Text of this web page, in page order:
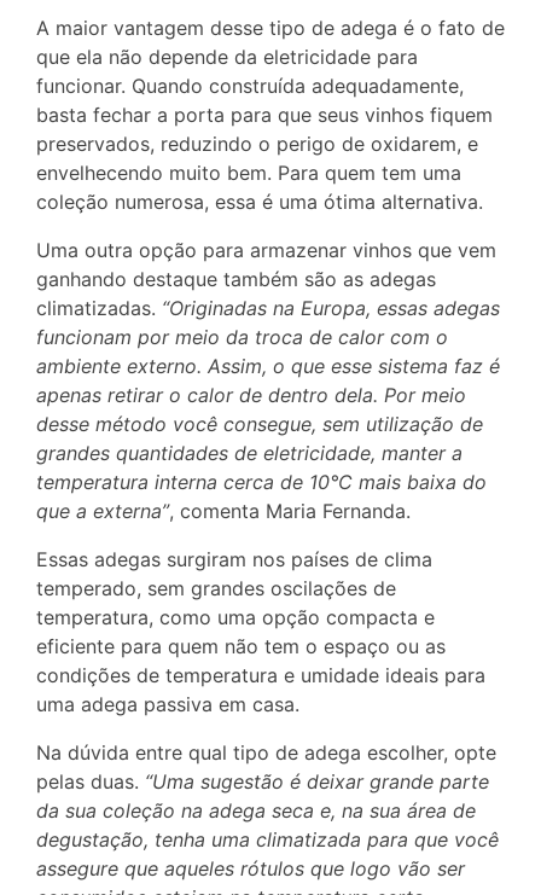
A maior vantagem desse tipo de adega é o fato de
que ela não depende da eletricidade para
funcionar. Quando construída adequadamente,
basta fechar a porta para que seus vinhos fiquem
preservados, reduzindo o perigo de oxidarem, e
envelhecendo muito bem. Para quem tem uma
coleção numerosa, essa é uma ótima alternativa.
Uma outra opção para armazenar vinhos que vem
ganhando destaque também são as adegas
climatizadas. “Originadas na Europa, essas adegas
funcionam por meio da troca de calor com o
ambiente externo. Assim, o que esse sistema faz é
apenas retirar o calor de dentro dela. Por meio
desse método você consegue, sem utilização de
grandes quantidades de eletricidade, manter a
temperatura interna cerca de 10°C mais baixa do
que a externa”, comenta Maria Fernanda.
Essas adegas surgiram nos países de clima
temperado, sem grandes oscilações de
temperatura, como uma opção compacta e
eficiente para quem não tem o espaço ou as
condições de temperatura e umidade ideais para
uma adega passiva em casa.
Na dúvida entre qual tipo de adega escolher, opte
pelas duas. “Uma sugestão é deixar grande parte
da sua coleção na adega seca e, na sua área de
degustação, tenha uma climatizada para que você
assegure que aqueles rótulos que logo vão ser